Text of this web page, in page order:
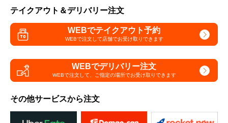
テイクアウト＆デリバリー注文
WEBでテイクアウト予約
WEBで注文して店舗でお受け取りできます
WEBでデリバリー注文
WEBで注文して、 ご指定の場所でお受け取りできます
その他サービスから注文